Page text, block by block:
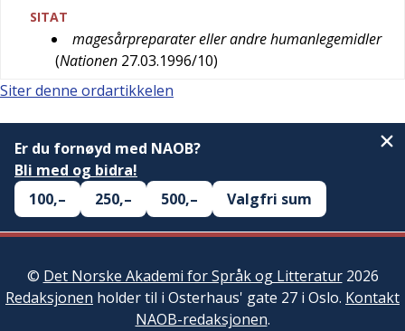
SITAT
magesårpreparater eller andre humanlegemidler
(Nationen 27.03.1996/10)
Siter denne ordartikkelen
Er du fornøyd med NAOB?
Bli med og bidra!
100,–
250,– 500,– Valgfri sum
© Det Norske Akademi for Språk og Litteratur2026
Redaksjonen holder til i Osterhaus' gate 27 i Oslo. Kontakt
NAOB-redaksjonen.